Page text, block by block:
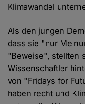
Klimawandel
Als den jungen
dass sie "nur
"Beweise", stellten
Wissenschaftler
von "Fridays for
haben recht und